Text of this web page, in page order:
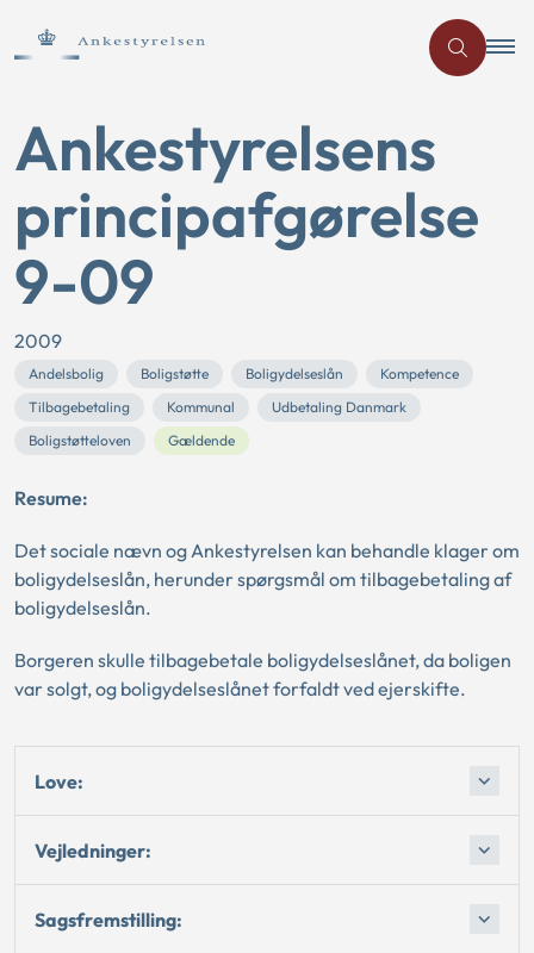
Ankestyrelsens
principafgørelse
9-09
2009
Andelsbolig Boligstøtte Boligydelseslån
Kompetence
Tilbagebetaling
Kommunal
Udbetaling Danmark
Boligstøtteloven
Gældende
Resume:
Det sociale nævn og Ankestyrelsen kan behandle klager om
boligydelseslån, herunder spørgsmål om tilbagebetaling af
boligydelseslån.
Borgeren skulle tilbagebetale boligydelseslånet, da boligen
var solgt, og boligydelseslånet forfaldt ved ejerskifte.
Love:
Vejledninger:
Sagsfremstilling: